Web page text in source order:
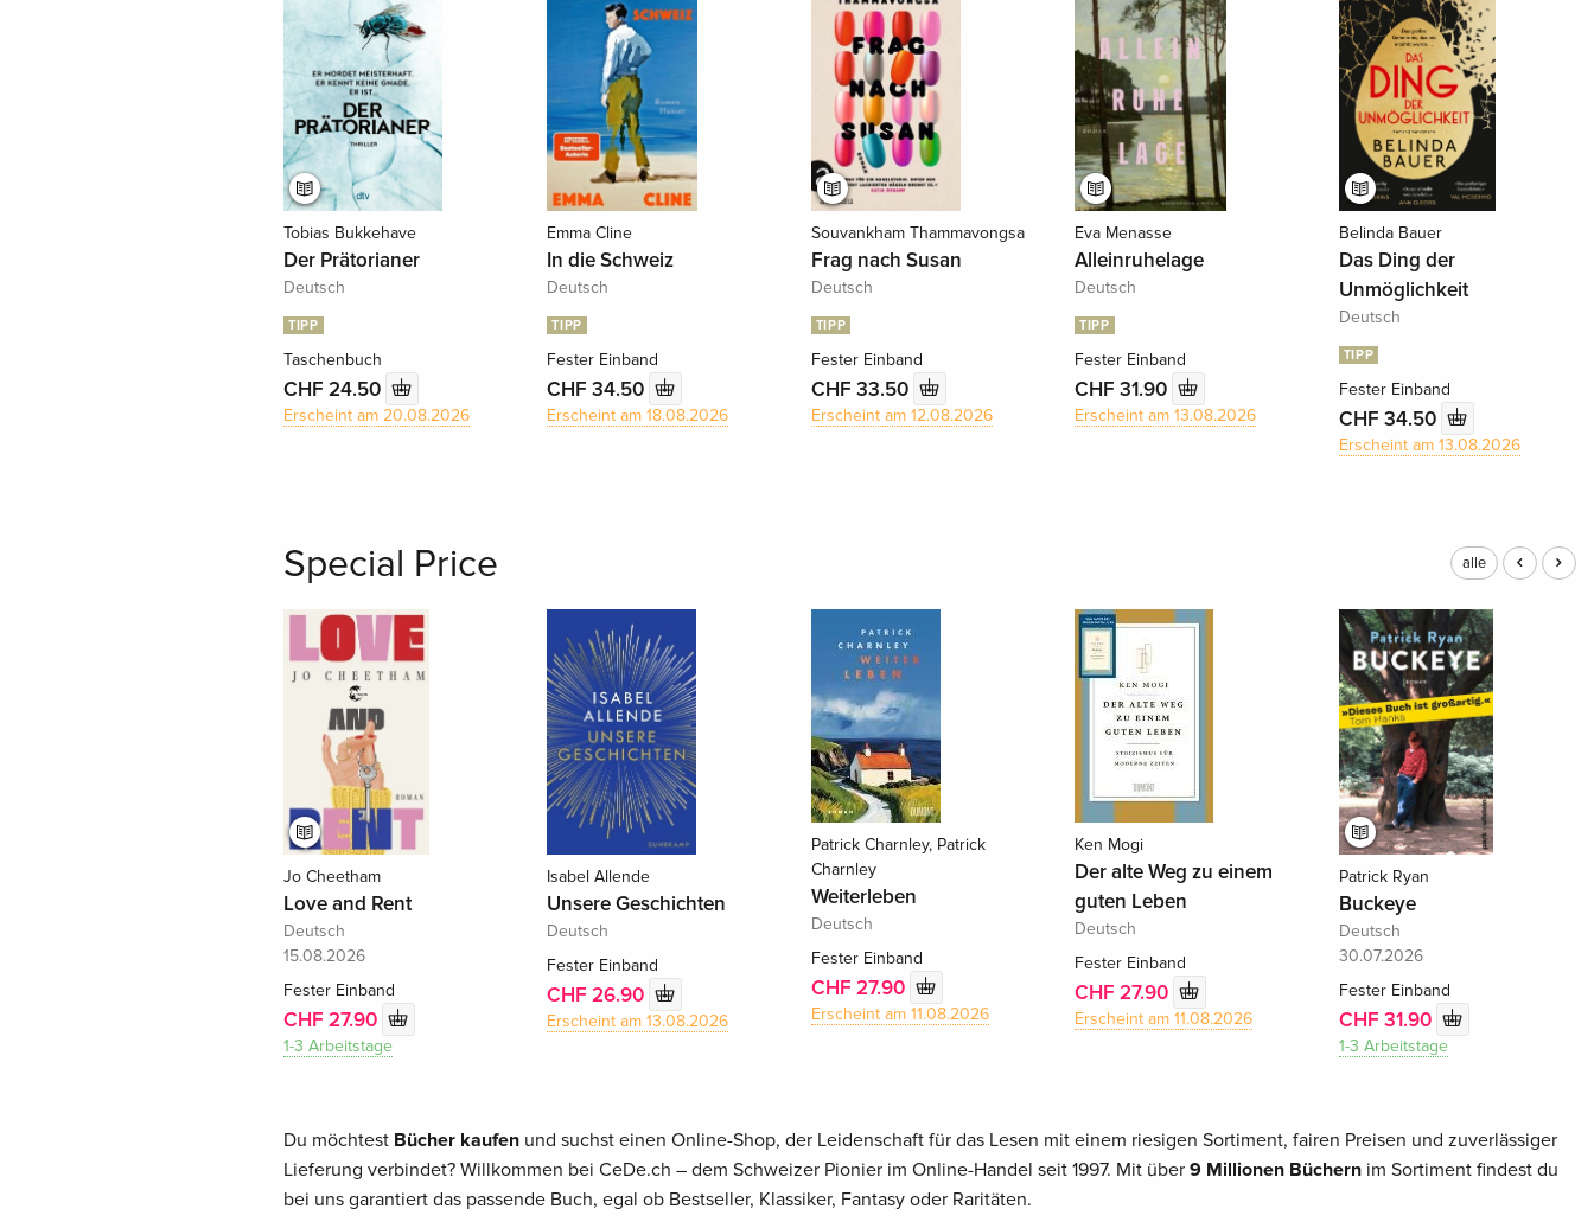
Tobias Bukkehave
Der Prätorianer
Deutsch
TIPP
Taschenbuch
CHF 24.50
Erscheint am 20.08.2026
Emma Cline
In die Schweiz
Deutsch
TIPP
Fester Einband
CHF 34.50
Erscheint am 18.08.2026
Souvankham Thammavongsa
Frag nach Susan
Deutsch
TIPP
Fester Einband
CHF 33.50
Erscheint am 12.08.2026
Eva Menasse
Alleinruhelage
Deutsch
TIPP
Fester Einband
CHF 31.90
Erscheint am 13.08.2026
Belinda Bauer
Das Ding der
Unmöglichkeit
Deutsch
TIPP
Fester Einband
CHF 34.50
Erscheint am 13.08.2026
Special Price alle
Jo Cheetham
Love and Rent
Deutsch
15.08.2026
Fester Einband
CHF 27.90
1-3 Arbeitstage
Isabel Allende
Unsere Geschichten
Deutsch
Fester Einband
CHF 26.90
Erscheint am 13.08.2026
Patrick Charnley, Patrick
Charnley
Weiterleben
Deutsch
Fester Einband
CHF 27.90
Erscheint am 11.08.2026
Ken Mogi
Der alte Weg zu einem
guten Leben
Deutsch
Fester Einband
CHF 27.90
Erscheint am 11.08.2026
Patrick Ryan
Buckeye
Deutsch
30.07.2026
Fester Einband
CHF 31.90
1-3 Arbeitstage
Du möchtest Bücher kaufenund suchst einen Online-Shop, der Leidenschaft für das Lesen mit einem riesigen Sortiment, fairen Preisen und zuverlässiger
Lieferung verbindet? Willkommen bei CeDe.ch – dem Schweizer Pionier im Online-Handel seit 1997. Mit über 9 Millionen Büchernim Sortiment findest du
bei uns garantiert das passende Buch, egal ob Bestseller, Klassiker, Fantasy oder Raritäten.